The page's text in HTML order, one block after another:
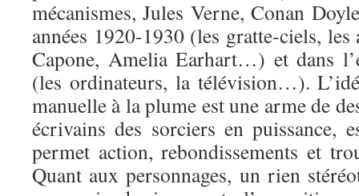
mécanismes, Jules Verne, Conan
années 1920-1930 (les gratte-ciels,
Capone, Amelia Earhart…) et dans
(les ordinateurs, la télévision…).
manuelle à la plume est une arme de
écrivains des sorciers en puissance,
permet action, rebondissements et
Quant aux personnages, un rien